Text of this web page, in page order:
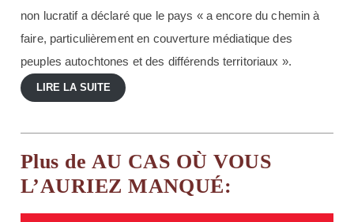
non lucratif a déclaré que le pays « a encore du chemin à
faire, particulièrement en couverture médiatique des
peuples autochtones et des différends territoriaux ».
LIRE LA SUITE
Plus de AU CAS OÙ VOUS
L’AURIEZ MANQUÉ: